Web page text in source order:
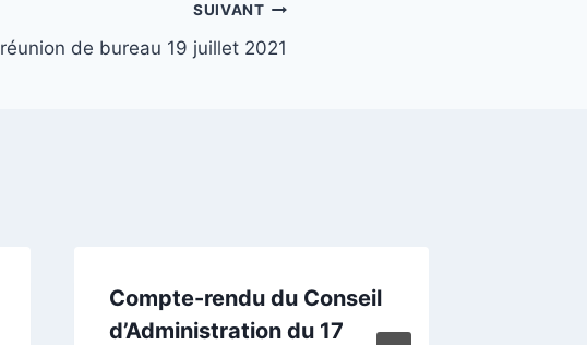
SUIVANT
réunion de bureau 19 juillet 2021
Compte-rendu du Conseil
d’Administration du 17